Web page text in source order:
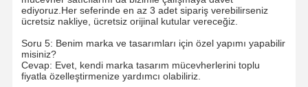
14K Elmas Bilezik
14CT Altın Bilezik
ediyoruz.Her seferinde en az 3 adet sipariş verebilirseniz
ücretsiz nakliye, ücretsiz orijinal kutular vereceğiz.
Soru 5: Benim marka ve tasarımları için özel yapımı yapabilir
misiniz?
Cevap: Evet, kendi marka tasarım mücevherlerini toplu
fiyatla özelleştirmenize yardımcı olabiliriz.